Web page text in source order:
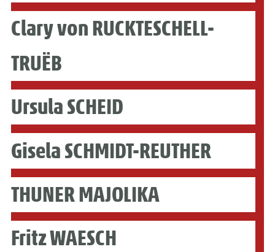
Clary von RUCKTESCHELL-
TRUËB
Ursula SCHEID
Gisela SCHMIDT-REUTHER
THUNER MAJOLIKA
Fritz WAESCH